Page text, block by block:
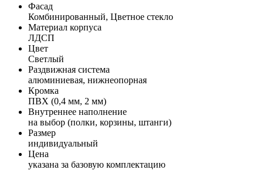
Фасад
Комбинированный, Цветное стекло
Материал корпуса
ЛДСП
Цвет
Светлый
Раздвижная система
алюминиевая, нижнеопорная
Кромка
ПВХ (0,4 мм, 2 мм)
Внутреннее наполнение
на выбор (полки, корзины, штанги)
Размер
индивидуальный
Цена
указана за базовую комплектацию